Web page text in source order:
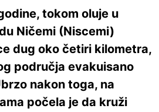
tokom oluje u
Ničemi (Niscemi)
dug oko četiri kilometra,
područja evakuisano
nakon toga, na
počela je da kruži